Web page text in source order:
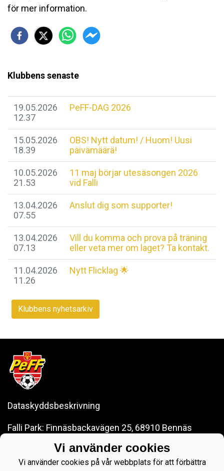
för mer information.
Klubbens senaste
19.05.2026
12.37
PeFF-DAG 2026
15.05.2026
18.39
OBS! Nytt datum! / Huom! Uusi
päivämäärä!
10.05.2026
21.53
11 maj börjar utesäsongen 2026
vid Falli
13.04.2026
07.55
Anslut dig som supporter!
13.04.2026
07.13
Vill du komma och prova på träning
eller veta mer om laget? Ta kontakt.
11.04.2026
11.26
Nytt Flicklag 🌟
Klubbens nyhetsarkiv
Dataskyddsbeskrivning
Falli Park: Finnäsbackavägen 25, 68910 Bennäs
pedersoreff@gmail.com
Vi använder cookies
Vi använder cookies på vår webbplats för att förbättra